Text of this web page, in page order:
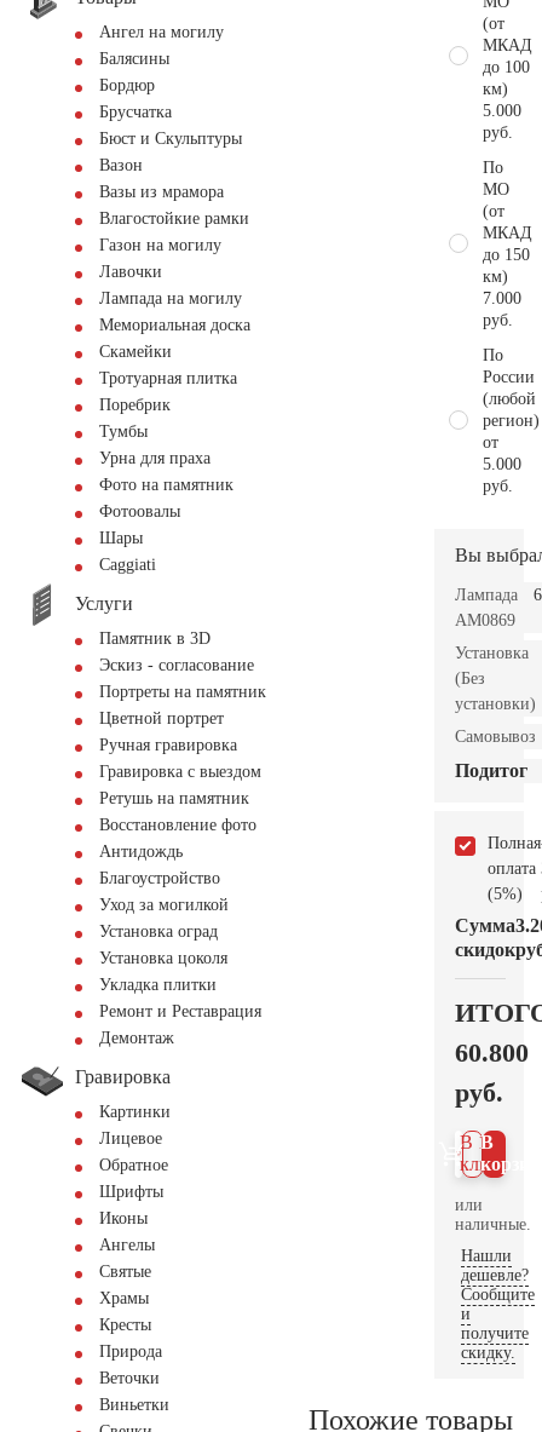
Ангел на могилу
Балясины
Бордюр
Брусчатка
Бюст и Скульптуры
Вазон
Вазы из мрамора
Влагостойкие рамки
Газон на могилу
Лавочки
Лампада на могилу
Мемориальная доска
Скамейки
Тротуарная плитка
Поребрик
Тумбы
Урна для праха
Фото на памятник
Фотоовалы
Шары
Сaggiati
Услуги
Памятник в 3D
Эскиз - согласование
Портреты на памятник
Цветной портрет
Ручная гравировка
Гравировка с выездом
Ретушь на памятник
Восстановление фото
Антидождь
Благоустройство
Уход за могилкой
Установка оград
Установка цоколя
Укладка плитки
Ремонт и Реставрация
Демонтаж
Гравировка
Картинки
Лицевое
Обратное
Шрифты
Иконы
Ангелы
Святые
Храмы
Кресты
Природа
Веточки
Виньетки
(от
МКАД
до 100
км)
5.000
руб.
По
МО
(от
МКАД
до 150
км)
7.000
руб.
По
России
(любой
регион)
от
5.000
руб.
Вы
Лампада
AM0869
Установка
(Без
установки)
Самовывоз
Подитог
Полная
оплата
(5%)
Сумма
скидок
60.800
руб.
В
В 1
клик
или
наличные.
Нашли
дешевле?
Сообщите
и
получите
скидку.
Похожие товары